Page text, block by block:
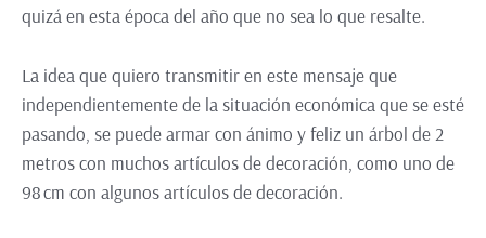
quizá en esta época del año que no sea lo que resalte.
La idea que quiero transmitir en este mensaje que
independientemente de la situación económica que se esté
pasando, se puede armar con ánimo y feliz un árbol de 2
metros con muchos artículos de decoración, como uno de
98 cm con algunos artículos de decoración.